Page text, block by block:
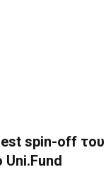
spin-off του
Uni.Fund